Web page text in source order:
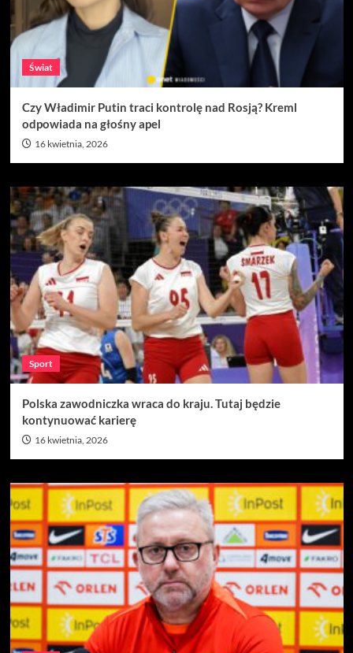
Świat
Czy Władimir Putin traci kontrolę nad Rosją? Kreml
odpowiada na głośny apel
16 kwietnia, 2026
Sport
Polska zawodniczka wraca do kraju. Tutaj będzie
kontynuować karierę
16 kwietnia, 2026